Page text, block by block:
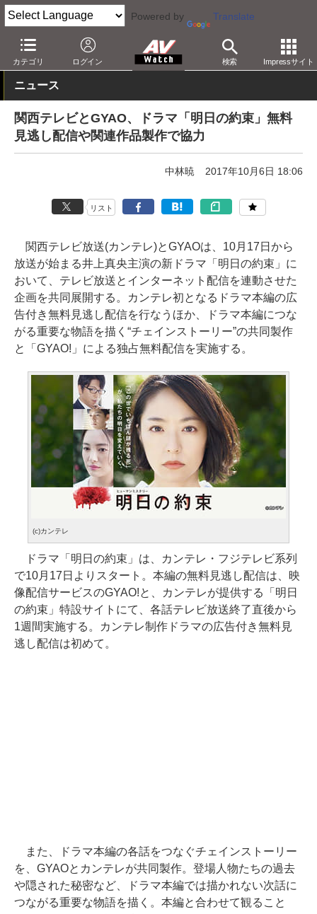
Powered by Translate
カテゴリ ログイン 検索 Impressサイト
AV Watch コンテンツ・サービス 映像配信 GYAO!
ニュース
関西テレビとGYAO、ドラマ「明日の約束」無料
見逃し配信や関連作品製作で協力
中林暁 2017年10月6日 18:06
リスト
関西テレビ放送(カンテレ)とGYAOは、10月17日から
放送が始まる井上真央主演の新ドラマ「明日の約束」に
おいて、テレビ放送とインターネット配信を連動させた
企画を共同展開する。カンテレ初となるドラマ本編の広
告付き無料見逃し配信を行なうほか、ドラマ本編につな
がる重要な物語を描く“チェインストーリー”の共同製作
と「GYAO!」による独占無料配信を実施する。
(c)カンテレ
ドラマ「明日の約束」は、カンテレ・フジテレビ系列
で10月17日よりスタート。本編の無料見逃し配信は、映
像配信サービスのGYAO!と、カンテレが提供する「明日
の約束」特設サイトにて、各話テレビ放送終了直後から
1週間実施する。カンテレ制作ドラマの広告付き無料見
逃し配信は初めて。
また、ドラマ本編の各話をつなぐチェインストーリー
を、GYAOとカンテレが共同製作。登場人物たちの過去
や隠された秘密など、ドラマ本編では描かれない次話に
つながる重要な物語を描く。本編と合わせて観ること